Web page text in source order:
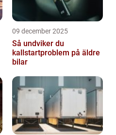
09 december 2025
Så undviker du
kallstartproblem på äldre
bilar